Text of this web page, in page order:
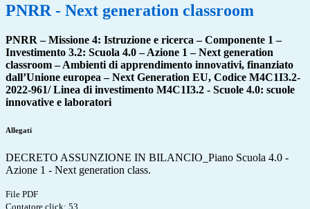
PNRR - Next generation classroom
PNRR – Missione 4: Istruzione e ricerca – Componente 1 –
Investimento 3.2: Scuola 4.0 – Azione 1 – Next generation
classroom – Ambienti di apprendimento innovativi, finanziato
dall’Unione europea – Next Generation EU, Codice M4C1I3.2-
2022-961/ Linea di investimento M4C1I3.2 - Scuole 4.0: scuole
innovative e laboratori
Allegati
DECRETO ASSUNZIONE IN BILANCIO_Piano Scuola 4.0 -
Azione 1 - Next generation class.
File PDF
Contatore click: 53